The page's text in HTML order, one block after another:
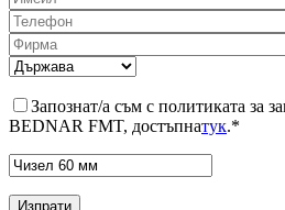
Запознат/а съм с политиката за
BEDNAR FMT, достъпнатук.*